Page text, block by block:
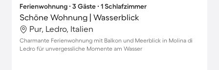
Ferienwohnung ∙ 3 Gäste ∙ 1 Schlafzimmer
Schöne Wohnung | Wasserblick
Pur, Ledro, Italien
Charmante Ferienwohnung mit Balkon und Meerblick in Molina di
Ledro für unvergessliche Momente am Wasser